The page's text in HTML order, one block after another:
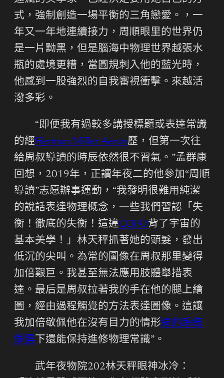
式，強制創造一場平衡的三角戀愛。，一
年又一年地連續接力，周順眼里的世界仍
是一片黝黑，但是腦海中物理世界越張水
瓶的處境更糟，當圓規刺入他的藍光時，
他感到一股強烈的自我審視衝擊。來越活
潑多彩。
“即便我有過較多講授標題或表達常識
的經Herman Miller Aeron歷，但第一次往
給周叔導讀的時辰依然很不習氣。”孟群康
回想，2019年，正讀年夜二的他參加“周順
導讀”志愿辦事運動，“我發明很難用純潔
的說話表達物理概念，一些我們習認「失
衡！徹底的失衡！這違COFO背了宇宙的
基本美學！」林天秤抓著她的頭髮，發出
低沉的尖叫。為常的圖像在周叔那里變得
加倍艱巨。我甚至無法應用肢體舉措表
達。最后是周叔拉著我的手在他的腿上繪
圖，經由過程觸覺的方法表達圖像。這讓
我加倍敬佩他在沒有目力的情形綠的系統
傢俱 下還能保持進修物理常識”。
武年夜物院202林天秤眼神冰冷：